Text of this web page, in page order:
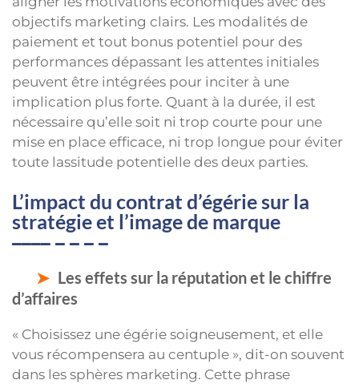
objectifs marketing clairs. Les modalités de
paiement et tout bonus potentiel pour des
performances dépassant les attentes initiales
peuvent être intégrées pour inciter à une
implication plus forte. Quant à la durée, il est
nécessaire qu’elle soit ni trop courte pour une
mise en place efficace, ni trop longue pour éviter
toute lassitude potentielle des deux parties.
L’impact du contrat d’égérie sur la
stratégie et l’image de marque
Les effets sur la réputation et le chiffre
d’affaires
« Choisissez une égérie soigneusement, et elle
vous récompensera au centuple », dit-on souvent
dans les sphères marketing. Cette phrase